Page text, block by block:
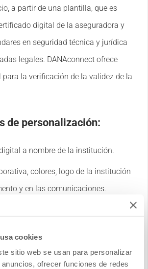
cookies
sitio web se usan para personalizar
ofrecer funciones de redes
a partir de una plantilla, que es
digital de la aseguradora y
en seguridad técnica y jurídica
legales. DANAconnect ofrece
la verificación de la validez de la
de personalización:
a nombre de la institución.
colores, logo de la institución
y en las comunicaciones.
documento y campos de información
digital del contrato 100%